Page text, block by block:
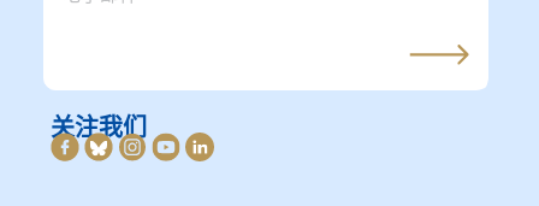
关注我们